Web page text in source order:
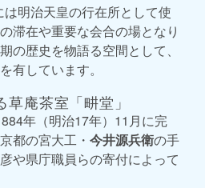
明治天皇の行在所として使
滞在や重要な会合の場となり
の歴史を物語る空間として、
有しています。
庵茶室「畊堂」
年（明治17年）11月に完
都の宮大工・ 今井源兵衛の手
や県庁職員らの寄付によって